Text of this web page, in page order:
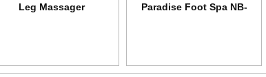
Leg Massager
Paradise Foot Spa NB-